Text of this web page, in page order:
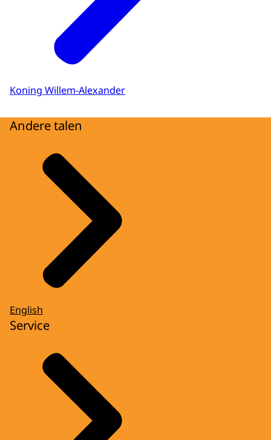
Koning Willem-Alexander
Andere talen
English
Service